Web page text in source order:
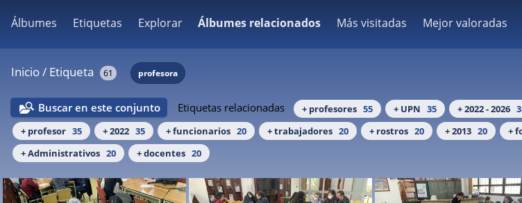
Álbumes Etiquetas Explorar Álbumes relacionados Más visitadas Mejor valoradas
Inicio/ Etiqueta 61 profesora
Buscar en este conjunto Etiquetas relacionadas + profesores 55 + UPN 35 + 2022 - 2026
+ profesor 35 + 2022 35 + funcionarios 20 + trabajadores 20 + rostros 20 + 2013 20 +
+ Administrativos 20 + docentes 20